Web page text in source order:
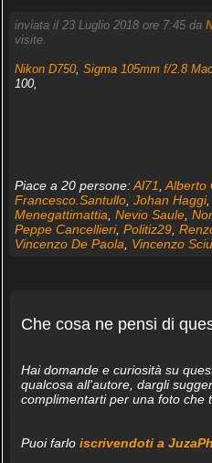
inviata il 23 Luglio 2018 ore 7:45 da
visite.
Nikon D750, Sigma 105mm f/2.8
100,
Piace a 20 persone:Al71 Alberto
Francesco.Santullo, Johan Haggi,
Menegattimattia Nevio Saule,
Peppe Cancellieri, Politiz29,
Vincenzo De Paola
Vincenzo
Che cosa ne pensi di
Hai domande e curiosità su
qualcosa all'autore, dargli
complimentarti per una foto che
Puoi farlo iscrivendoti a